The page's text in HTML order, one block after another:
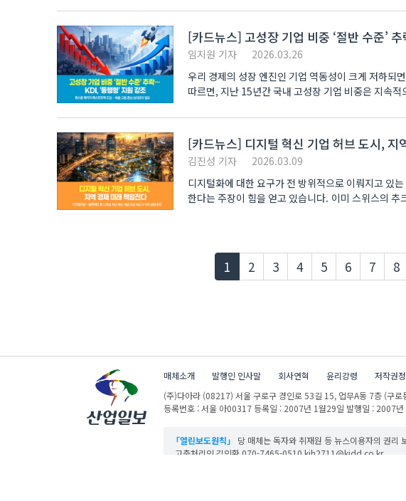
[카드뉴스] 고성장 기업 비중 ‘절반 수준’
임지원 기자
2026.03.26
우리 경제의 성장 엔진인 기업 역동성이 크게 저하되면서,
따르면, 지난 15년간 국내 고성장 기업 비중은 지속
[카드뉴스] 디지털 혁신 기업 허브 도시, 지
김진성 기자
2026.03.09
디지털화에 대한 요구가 전 방위적으로 이뤄지고 있
한다는 주장이 힘을 얻고 있습니다. 이미 스위스의
1 현재페이지
2 3 4 5 6 7 8
매체소개 발행인 인사말 회사연혁 윤리강령 저작권
(주)다아라 (08217) 서울 구로구 경인로 53길 15,업무A동 7층 (구로
등록번호 : 서울 아00317 등록일 : 2007년 1월29일 발행일 : 2007
「열린보도원칙」
당 매체는 독자와 취재원 등 뉴스이용자의 권리
고충처리인 김인환 070-7465-0510 kih2711@kidd.co.kr